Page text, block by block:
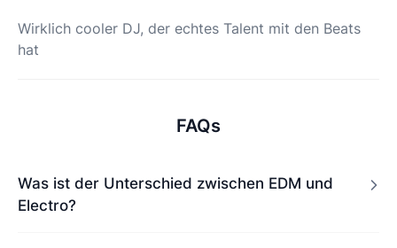
Wirklich cooler DJ, der echtes Talent mit den Beats
hat
FAQs
Was ist der Unterschied zwischen EDM und
Electro?